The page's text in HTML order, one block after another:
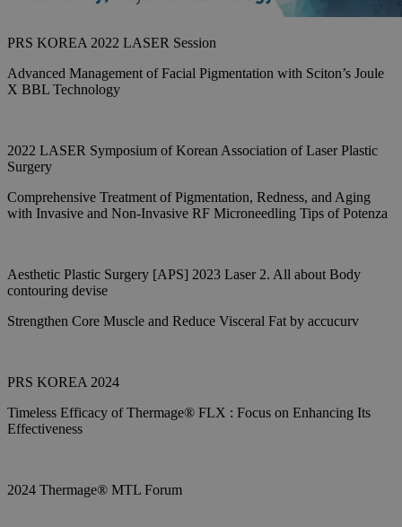
PRS KOREA 2022 LASER Session
Advanced Management of Facial Pigmentation with Sciton’s Joule
X BBL Technology
2022 LASER Symposium of Korean Association of Laser Plastic
Surgery
Comprehensive Treatment of Pigmentation, Redness, and Aging
with Invasive and Non-Invasive RF Microneedling Tips of Potenza
Aesthetic Plastic Surgery [APS] 2023 Laser 2. All about Body
contouring devise
Strengthen Core Muscle and Reduce Visceral Fat by accucurv
PRS KOREA 2024
Timeless Efficacy of Thermage® FLX : Focus on Enhancing Its
Effectiveness
2024 Thermage® MTL Forum